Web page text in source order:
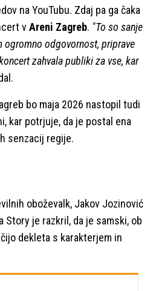
na YouTubu. Zdaj pa ga čaka
vAreni Zagreb. "To so sanje
ogromno odgovornost, priprave
zahvala publiki za vse, kar
bo maja 2026 nastopil tudi
kar potrjuje, da je postal ena
senzacij regije.
oboževalk, Jakov Jozinović
Story je razkril, da je samski, ob
dekleta s karakterjem in